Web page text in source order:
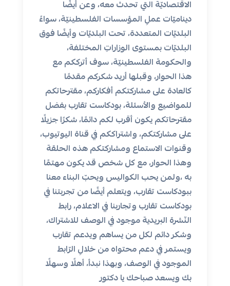
الاقتصاديّة التي تحدث معه، وعن أيضًا
ديناميّات عملِ المؤسسات الفلسطينيّة، سواءً
البلديّات المتعددة، تحت البلديّات وأيضًا فوق
البلديّات بمستوى الوزاراتِ المختلفة،
والحكومة الفلسطينيّة، سوف أترككم مع
هذا الحوار، وقبلها أريد شكركم مقدمًا
كالعادة على مشاركتكم أفكاركم، مقترحاتكم
للمواضيع والأسئلة، بودكاست تقارب بفضل
مقترحاتكم يكون أقرب لكم دائمًا، شكرًا جزيلًا
على مشاركتكم، واشتراككم في قناة اليوتيوب،
وقنوات الاستماع ومشاركتكم هذه الحلقة
وهذا الحوار، مع كل شخص قد يكون مهتمًا
به ،ولمن يحب الكواليس ويحبّ البناء معنا
ببودكاست تقارب، ويتعلم أيضًا من تجربتنا في
بودكاست تقارب وتجاربنا في الاعلام، رابط
النّشرة البريدية موجود في الوصف للاشتراك،
وشكر دائم لكل من يساهم ويدعم تقارب
ويستمر في دعم محتواه من خلالِ الرّابط
الموجود في الوصف، وبهذا نبدأ، أهلًا وسهلًا
بك ويسعد صباحك يا دكتور